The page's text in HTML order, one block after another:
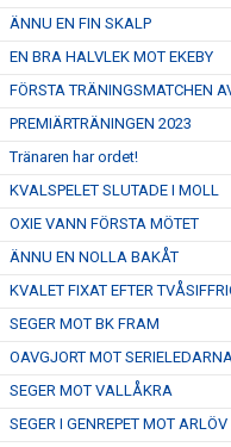
ÄNNU EN FIN SKALP
EN BRA HALVLEK MOT EKEBY
FÖRSTA TRÄNINGSMATCHEN
PREMIÄRTRÄNINGEN 2023
Tränaren har ordet!
KVALSPELET SLUTADE I MOLL
OXIE VANN FÖRSTA MÖTET
ÄNNU EN NOLLA BAKÅT
KVALET FIXAT EFTER
SEGER MOT BK FRAM
OAVGJORT MOT
SEGER MOT VALLÅKRA
SEGER I GENREPET MOT ARLÖV